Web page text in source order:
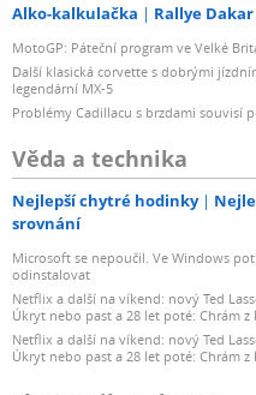
Alko-kalkulačka Rallye Dakar
MotoGP: Páteční program ve Velké
Další klasická corvette s dobrými
legendární MX-5
Problémy Cadillacu s brzdami souvisí
Věda a technika
Nejlepší chytré hodinky
srovnání
Microsoft se nepoučil. Ve Windows
odinstalovat
Netflix a další na víkend: nový Ted
Úkryt nebo past a 28 let poté: Chrám z
Netflix a další na víkend: nový Ted
Úkryt nebo past a 28 let poté: Chrám z